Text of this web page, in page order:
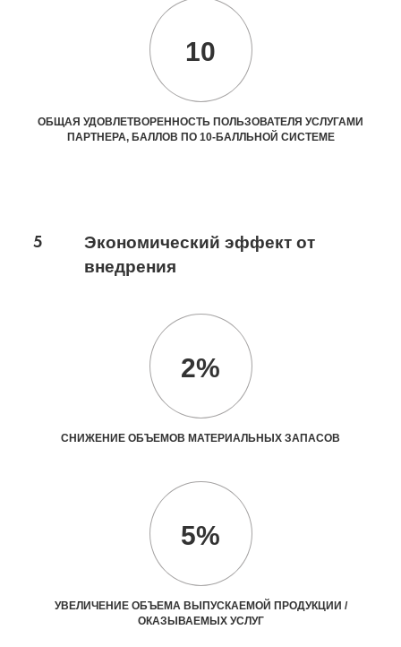
10
ОБЩАЯ УДОВЛЕТВОРЕННОСТЬ ПОЛЬЗОВАТЕЛЯ УСЛУГАМИ
ПАРТНЕРА, БАЛЛОВ ПО 10-БАЛЛЬНОЙ СИСТЕМЕ
5
Экономический эффект от
внедрения
2%
СНИЖЕНИЕ ОБЪЕМОВ МАТЕРИАЛЬНЫХ ЗАПАСОВ
5%
УВЕЛИЧЕНИЕ ОБЪЕМА ВЫПУСКАЕМОЙ ПРОДУКЦИИ /
ОКАЗЫВАЕМЫХ УСЛУГ